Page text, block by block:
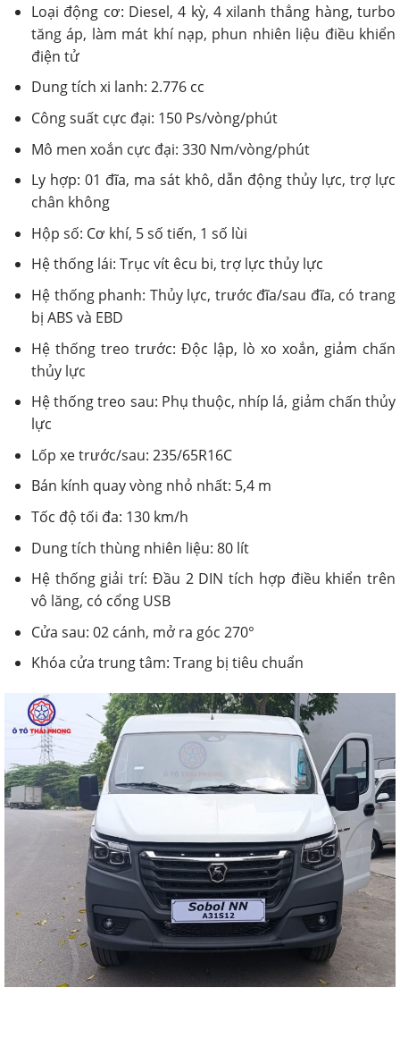
Loại động cơ: Diesel, 4 kỳ, 4 xilanh thẳng hàng, turbo
tăng áp, làm mát khí nạp, phun nhiên liệu điều khiển
điện tử
Dung tích xi lanh: 2.776 cc
Công suất cực đại: 150 Ps/vòng/phút
Mô men xoắn cực đại: 330 Nm/vòng/phút
Ly hợp: 01 đĩa, ma sát khô, dẫn động thủy lực, trợ lực
chân không
Hộp số: Cơ khí, 5 số tiến, 1 số lùi
Hệ thống lái: Trục vít êcu bi, trợ lực thủy lực
Hệ thống phanh: Thủy lực, trước đĩa/sau đĩa, có trang
bị ABS và EBD
Hệ thống treo trước: Độc lập, lò xo xoắn, giảm chấn
thủy lực
Hệ thống treo sau: Phụ thuộc, nhíp lá, giảm chấn thủy
lực
Lốp xe trước/sau: 235/65R16C
Bán kính quay vòng nhỏ nhất: 5,4 m
Tốc độ tối đa: 130 km/h
Dung tích thùng nhiên liệu: 80 lít
Hệ thống giải trí: Đầu 2 DIN tích hợp điều khiển trên
vô lăng, có cổng USB
Cửa sau: 02 cánh, mở ra góc 270°
Khóa cửa trung tâm: Trang bị tiêu chuẩn